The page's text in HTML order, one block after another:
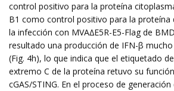
control positivo para la proteína
B1 como control positivo para la proteína
la infección con MVA∆E5R-E5-Flag de
resultado una producción de IFN-β
(Fig. 4h), lo que indica que el etiquetado
extremo C de la proteína retuvo su
cGAS/STING. En el proceso de generación